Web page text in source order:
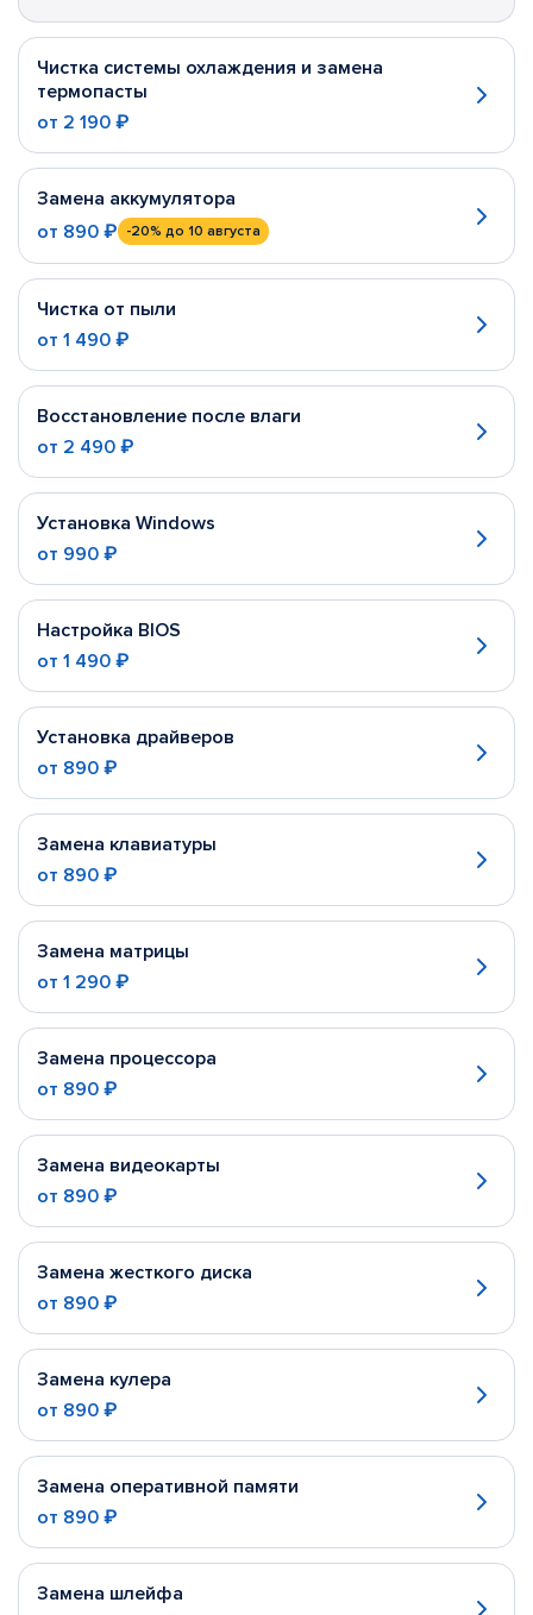
Чистка системы охлаждения и замена
термопасты
от 2 190 ₽
Замена аккумулятора
от 890 ₽ -20% до 10 августа
Чистка от пыли
от 1 490 ₽
Восстановление после влаги
от 2 490 ₽
Установка Windows
от 990 ₽
Настройка BIOS
от 1 490 ₽
Установка драйверов
от 890 ₽
Замена клавиатуры
от 890 ₽
Замена матрицы
от 1 290 ₽
Замена процессора
от 890 ₽
Замена видеокарты
от 890 ₽
Замена жесткого диска
от 890 ₽
Замена кулера
от 890 ₽
Замена оперативной памяти
от 890 ₽
Замена шлейфа